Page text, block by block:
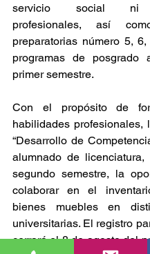
servicio social ni
profesionales, así
preparatorias número 5,
programas de posgrado
primer semestre.
Con el propósito de
habilidades profesionales,
“Desarrollo de
alumnado de
segundo semestre, la
colaborar en el
bienes muebles en
universitarias. El registro
cerrará el 8 de agosto del